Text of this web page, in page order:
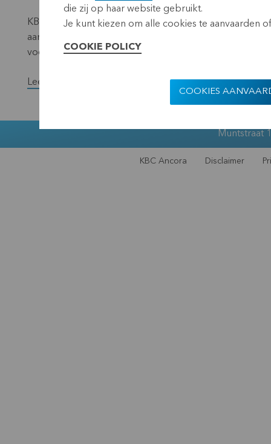
KBC Ancora maakt maandelijks op haar website en
aantal stemrechtverlenende effecten en het totaal
voorbije maand een wijziging ondergingen.
Lees het volledige persbericht.
Muntstraat
KBC Ancora Disclaimer
die zij op haar website gebruikt.
Je kunt kiezen om alle cookies te aanvaarden
COOKIE POLICY
COOKIES